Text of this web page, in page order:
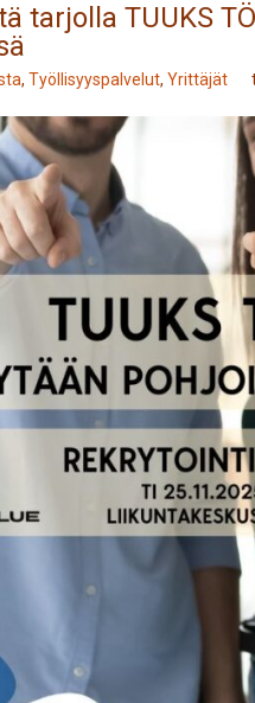
tarjolla TUUKS
, Työllisyyspalvelut, Yrittäjät